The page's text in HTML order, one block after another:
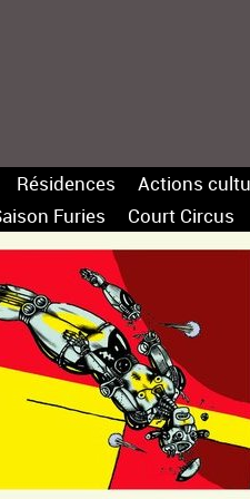
Résidences Actions
Furies Court Circus